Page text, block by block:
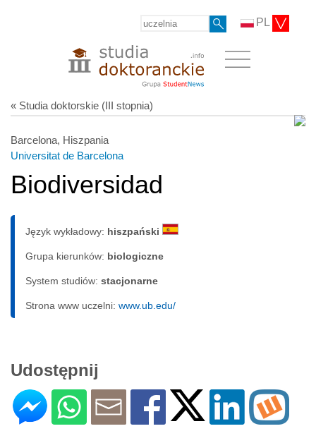
PL
« Studia doktorskie (III stopnia)
Barcelona, Hiszpania
Universitat de Barcelona
Biodiversidad
Język wykładowy: hiszpański
Grupa kierunków: biologiczne
System studiów: sta­cjo­nar­ne
Strona www uczelni: www.ub.edu/
Udostępnij